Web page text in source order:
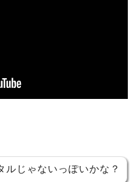
ルじゃないっぽいかな？